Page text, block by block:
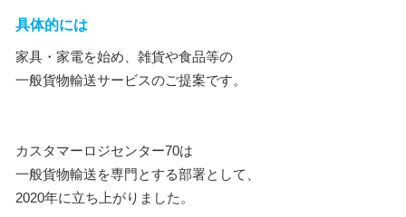
具体的には
家具・家電を始め、雑貨や食品等の
一般貨物輸送サービスのご提案です。
カスタマーロジセンター70は
一般貨物輸送を専門とする部署として、
2020年に立ち上がりました。